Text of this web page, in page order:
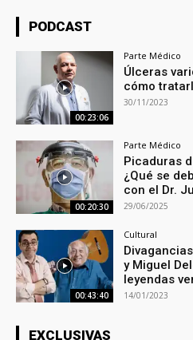
PODCAST
00:23:06
Parte Médico
Úlceras
cómo
30/11/2023
00:20:30
Parte Médico
Picaduras
¿Qué se
con el Dr.
29/06/2025
00:43:40
Cultural
y Miguel
leyendas
14/01/2023
EXCLUSIVAS